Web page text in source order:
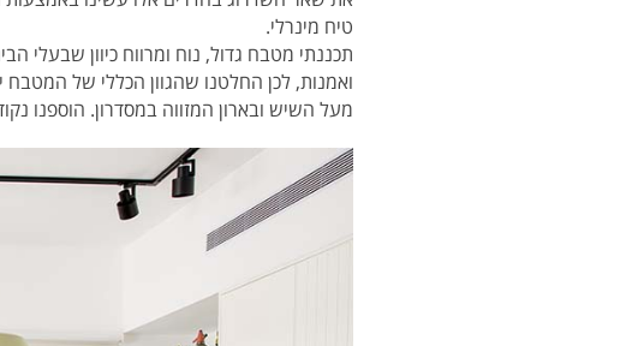
טיח מינרלי.
תכננתי מטבח גדול, נוח ומרווח כיוון שבעלי
ואמנות, לכן החלטנו שהגוון הכללי של המטבח
מעל השיש ובארון המזווה במסדרון. הוספנו